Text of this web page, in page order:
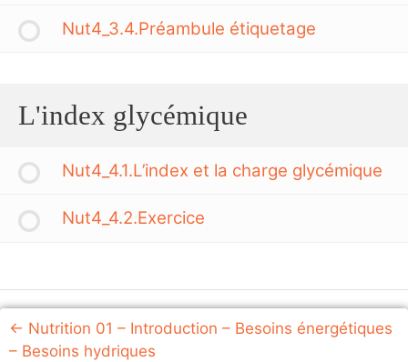
Nut4_3.4.Préambule étiquetage
L'index glycémique
Nut4_4.1.L’index et la charge glycémique
Nut4_4.2.Exercice
Nutrition 01 – Introduction – Besoins énergétiques
– Besoins hydriques